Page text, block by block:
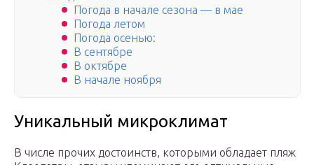
Погода в начале сезона — в мае
Погода летом
Погода осенью:
В сентябре
В октябре
В начале ноября
Уникальный микроклимат
В числе прочих достоинств, которыми обладает пляж